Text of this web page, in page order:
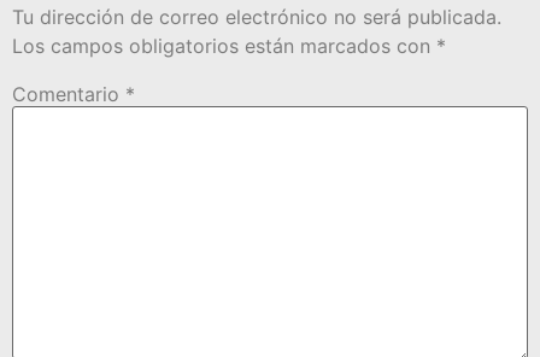
Tu dirección de correo electrónico no será publicada.
Los campos obligatorios están marcados con *
Comentario *